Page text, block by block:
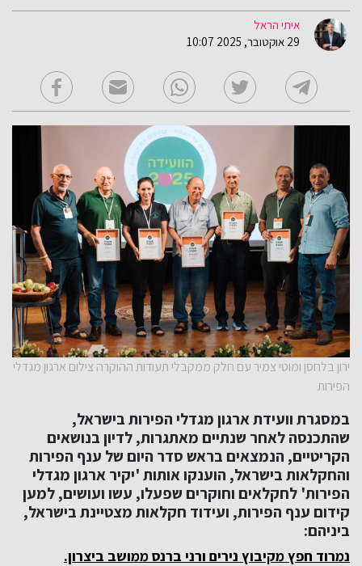
איתי הראל
29 אוקטובר, 2025 10:07
ירון בלחסן ומוטי צמיר עם חלק ממקבלי תעודות ההוקרה צילום ארגון מגדלי
הפירות
במסגרת וועידת ארגון מגדלי הפירות בישראל,
שהתכנסה לאחר שנתיים מאתגרות, לדיון בנושאים
הקריטיים, הנמצאים בראש סדר היום של ענף הפירות
והחקלאות בישראל, הוענקו אותות 'יקיר ארגון מגדלי
הפירות' לחקלאים וחוקרים שפעלו, עשו ועושים, למען
קידום ענף הפירות, ועידוד חקלאות מצטיינת בישראל,
ביניהם:
נמרוד חפץ מקיבוץ נירים ורני ברנס ממושב ביצרון.